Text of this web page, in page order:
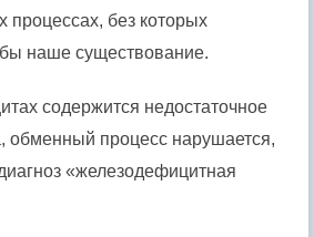
процессах, без которых
наше существование.
содержится недостаточное
обменный процесс нарушается,
«железодефицитная